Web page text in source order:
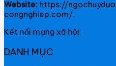
Website: https://
congnghiep.com/.
Kết nối mạng xã hội:
DANH MỤC